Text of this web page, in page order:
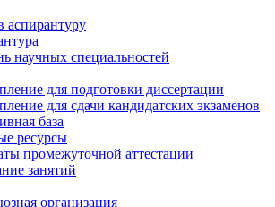
аспирантуру
научных специальностей
для подготовки диссертации
для сдачи кандидатских экзаменов
база
ресурсы
промежуточной аттестации
занятий
организация